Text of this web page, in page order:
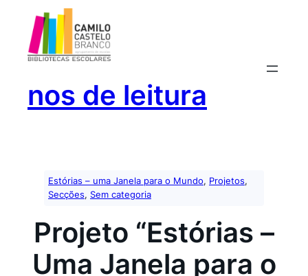
conteúdo
nos de leitura
Estórias – uma Janela para o Mundo, Projetos
Secções, Sem categoria
Projeto “Estórias –
Uma Janela para o